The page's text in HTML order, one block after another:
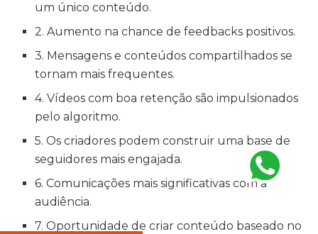
um único conteúdo.
2. Aumento na chance de feedbacks positivos.
3. Mensagens e conteúdos compartilhados se
tornam mais frequentes.
4. Vídeos com boa retenção são impulsionados
pelo algoritmo.
5. Os criadores podem construir uma base de
seguidores mais engajada.
6. Comunicações mais significativas com a
audiência.
7. Oportunidade de criar conteúdo baseado no